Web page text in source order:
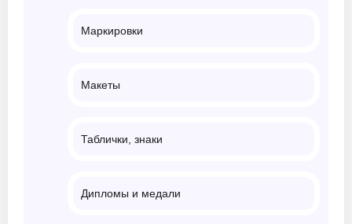
Маркировки
Макеты
Таблички, знаки
Дипломы и медали